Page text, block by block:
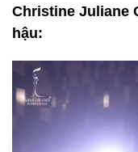
Christine Juliane
hậu: